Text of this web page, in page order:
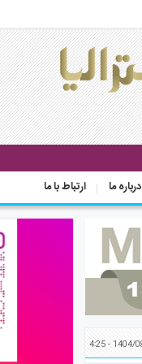
درباره ما ارتباط با ما